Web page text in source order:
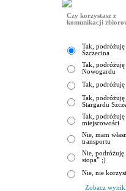
Czy korzystasz z
komunikacji
Tak, podróżuję
Szczecina
Tak, podróżuję
Nowogardu
Tak,
Tak, podróżuję
Stargardu
Tak,
miejscowości
Nie, mam
transportu
Nie, podróżuję
stopa” ;)
Nie, nie
Zobacz wyniki